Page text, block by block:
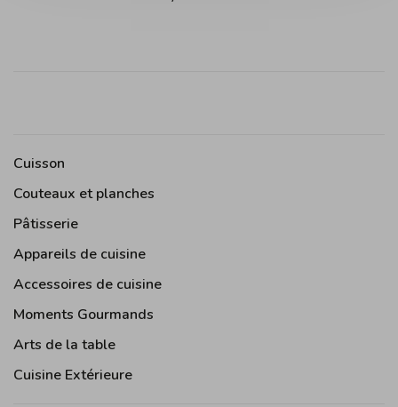
Cuisson
Couteaux et planches
Pâtisserie
Appareils de cuisine
Accessoires de cuisine
Moments Gourmands
Arts de la table
Cuisine Extérieure